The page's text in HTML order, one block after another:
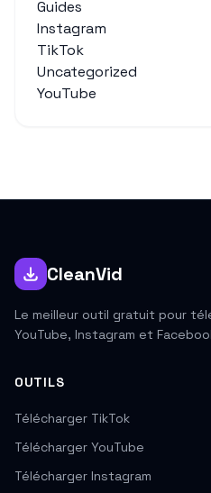
Guides
Instagram
TikTok
Uncategorized
YouTube
CleanVid
Le meilleur outil gratuit pour
YouTube, Instagram et
OUTILS
Télécharger TikTok
Télécharger YouTube
Télécharger Instagram